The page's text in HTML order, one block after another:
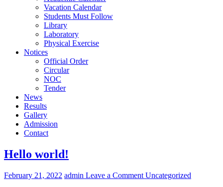
Vacation Calendar
Students Must Follow
Library
Laboratory
Physical Exercise
Notices
Official Order
Circular
NOC
Tender
News
Results
Gallery
Admission
Contact
Hello world!
February 21, 2022 admin Leave a Comment on
Uncategorized